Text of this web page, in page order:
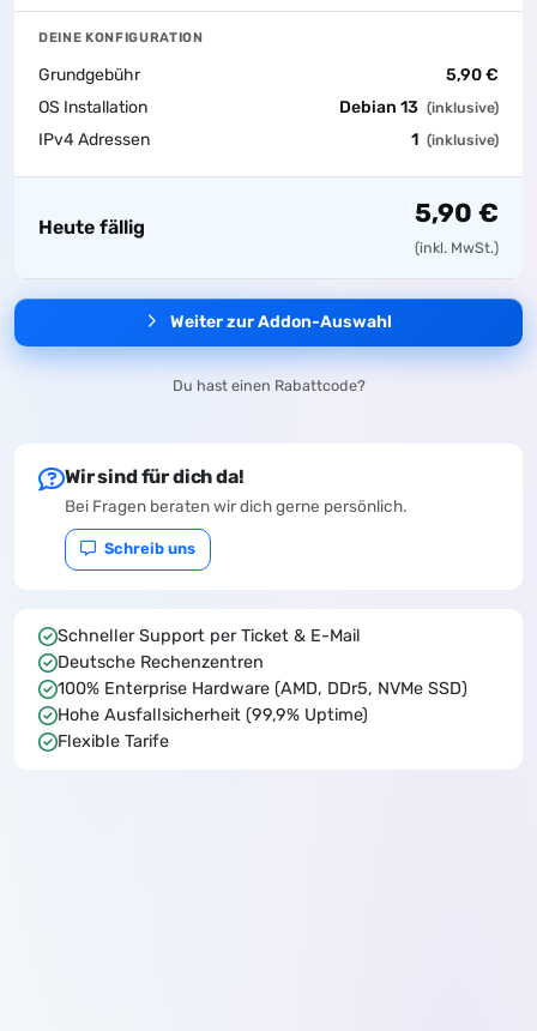
DEINE KONFIGURATION
Grundgebühr
5,90 €
OS Installation
Debian 13 (inklusive)
IPv4 Adressen 1 (inklusive)
Heute fällig 5,90 €
(inkl. MwSt.)
Weiter zur Addon-Auswahl
Du hast einen Rabattcode?
Wir sind für dich da!
Bei Fragen beraten wir dich gerne persönlich.
Schreib uns
Schneller Support per Ticket & E-Mail
Deutsche Rechenzentren
100% Enterprise Hardware (AMD, DDr5, NVMe SSD)
Hohe Ausfallsicherheit (99,9% Uptime)
Flexible Tarife